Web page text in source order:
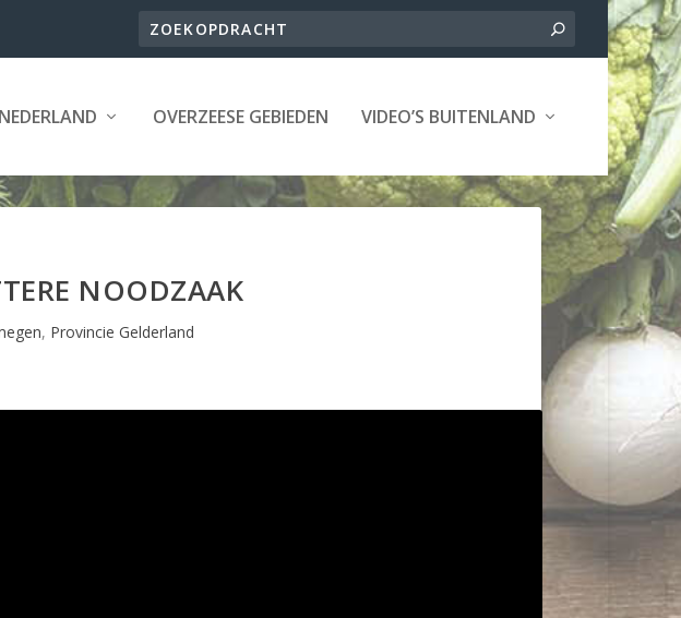
OVERZEESE GEBIEDEN VIDEO’S BUITENLAND
NOODZAAK
, Provincie Gelderland